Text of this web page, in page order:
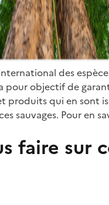
des
pour objectif de
produits qui en sont
sauvages. Pour en
faire sur